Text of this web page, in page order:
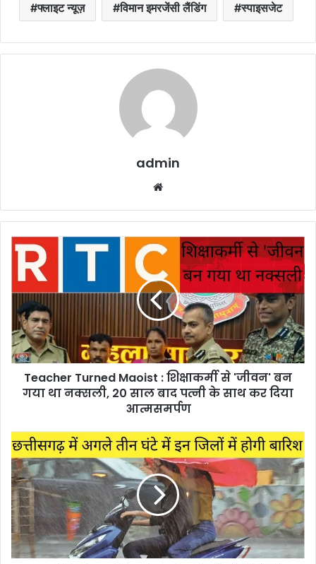
फ्लाइट न्यूज़ विमान इमरजेंसी लैंडिंग स्पाइसजेट
admin
Teacher
Turned
Maoist
शिक्षाकर्मी
'जीवन'
बन
गया
नक्सली,
बाद
पत्नी
के
साथ
कर
दिया
आत्मसमर्पण
Teacher Turned Maoist : शिक्षाकर्मी से 'जीवन' बन
गया था नक्सली, 20 साल बाद पत्नी के साथ कर दिया
आत्मसमर्पण
Barish
Alert
Chhattisgarh
:
अगले
तीन
घंटे
में
रायगढ़,